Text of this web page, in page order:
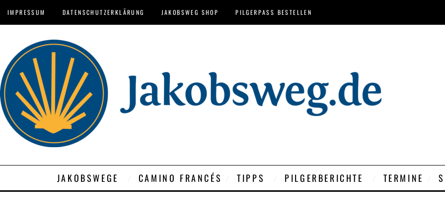
IMPRESSUM DATENSCHUTZERKLÄRUNG JAKOBSWEG SHOP PILGERPASS BESTELLEN
JAKOBSWEGE CAMINO FRANCÉS TIPPS PILGERBERICHTE TERMINE